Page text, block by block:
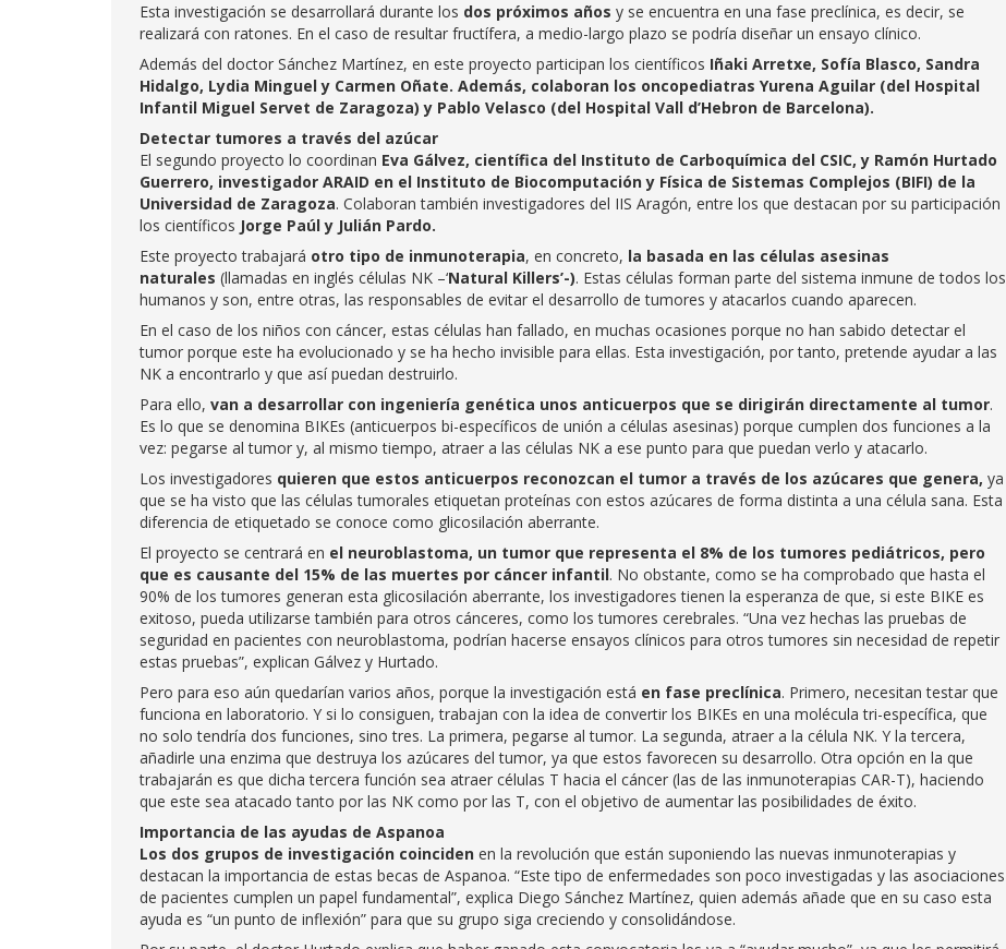
Esta investigación se desarrollará durante los dos próximos años y se encuentra en una fase preclínica, es decir, se
realizará con ratones. En el caso de resultar fructífera, a medio-largo plazo se podría diseñar un ensayo clínico.
Además del doctor Sánchez Martínez, en este proyecto participan los científicos Iñaki Arretxe, Sofía Blasco, Sandra
Hidalgo, Lydia Minguel y Carmen Oñate. Además, colaboran los oncopediatras Yurena Aguilar (del Hospital
Infantil Miguel Servet de Zaragoza) y Pablo Velasco (del Hospital Vall d’Hebron de Barcelona).
Detectar tumores a través del azúcar
El segundo proyecto lo coordinan Eva Gálvez, científica del Instituto de Carboquímica del CSIC, y Ramón Hurtado
Guerrero, investigador ARAID en el Instituto de Biocomputación y Física de Sistemas Complejos (BIFI) de la
Universidad de Zaragoza. Colaboran también investigadores del IIS Aragón, entre los que destacan por su participación
los científicos Jorge Paúl y Julián Pardo.
Este proyecto trabajará otro tipo de inmunoterapia, en concreto, la basada en las células asesinas
naturales (llamadas en inglés células NK –‘Natural Killers’-). Estas células forman parte del sistema inmune de todos los
humanos y son, entre otras, las responsables de evitar el desarrollo de tumores y atacarlos cuando aparecen.
En el caso de los niños con cáncer, estas células han fallado, en muchas ocasiones porque no han sabido detectar el
tumor porque este ha evolucionado y se ha hecho invisible para ellas. Esta investigación, por tanto, pretende ayudar a las
NK a encontrarlo y que así puedan destruirlo.
Para ello, van a desarrollar con ingeniería genética unos anticuerpos que se dirigirán directamente al tumor.
Es lo que se denomina BIKEs (anticuerpos bi-específicos de unión a células asesinas) porque cumplen dos funciones a la
vez: pegarse al tumor y, al mismo tiempo, atraer a las células NK a ese punto para que puedan verlo y atacarlo.
Los investigadores quieren que estos anticuerpos reconozcan el tumor a través de los azúcares que genera, ya
que se ha visto que las células tumorales etiquetan proteínas con estos azúcares de forma distinta a una célula sana. Esta
diferencia de etiquetado se conoce como glicosilación aberrante.
El proyecto se centrará en el neuroblastoma, un tumor que representa el 8% de los tumores pediátricos, pero
que es causante del 15% de las muertes por cáncer infantil. No obstante, como se ha comprobado que hasta el
90% de los tumores generan esta glicosilación aberrante, los investigadores tienen la esperanza de que, si este BIKE es
exitoso, pueda utilizarse también para otros cánceres, como los tumores cerebrales. “Una vez hechas las pruebas de
seguridad en pacientes con neuroblastoma, podrían hacerse ensayos clínicos para otros tumores sin necesidad de repetir
estas pruebas”, explican Gálvez y Hurtado.
Pero para eso aún quedarían varios años, porque la investigación está en fase preclínica. Primero, necesitan testar que
funciona en laboratorio. Y si lo consiguen, trabajan con la idea de convertir los BIKEs en una molécula tri-específica, que
no solo tendría dos funciones, sino tres. La primera, pegarse al tumor. La segunda, atraer a la célula NK. Y la tercera,
añadirle una enzima que destruya los azúcares del tumor, ya que estos favorecen su desarrollo. Otra opción en la que
trabajarán es que dicha tercera función sea atraer células T hacia el cáncer (las de las inmunoterapias CAR-T), haciendo
que este sea atacado tanto por las NK como por las T, con el objetivo de aumentar las posibilidades de éxito.
Importancia de las ayudas de Aspanoa
Los dos grupos de investigación coinciden en la revolución que están suponiendo las nuevas inmunoterapias y
destacan la importancia de estas becas de Aspanoa. “Este tipo de enfermedades son poco investigadas y las asociaciones
de pacientes cumplen un papel fundamental”, explica Diego Sánchez Martínez, quien además añade que en su caso esta
ayuda es “un punto de inflexión” para que su grupo siga creciendo y consolidándose.